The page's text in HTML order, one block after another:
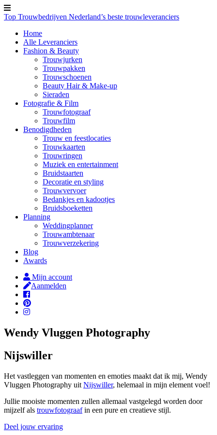
Top Trouwbedrijven Nederland’s beste trouwleveranciers
Home
Alle Leveranciers
Fashion & Beauty
Trouwjurken
Trouwpakken
Trouwschoenen
Beauty Hair & Make-up
Sieraden
Fotografie & Film
Trouwfotograaf
Trouwfilm
Benodigdheden
Trouw en feestlocaties
Trouwkaarten
Trouwringen
Muziek en entertainment
Bruidstaarten
Decoratie en styling
Trouwvervoer
Bedankjes en kadootjes
Bruidsboeketten
Planning
Weddingplanner
Trouwambtenaar
Trouwverzekering
Blog
Awards
Mijn account
Aanmelden
Wendy Vluggen Photography
Nijswiller
Het vastleggen van momenten en emoties maakt dat ik mij, Wendy
Vluggen Photography uit Nijswiller, helemaal in mijn element voel!
Jullie mooiste momenten zullen allemaal vastgelegd worden door
mijzelf als trouwfotograafin een pure en creatieve stijl.
Deel jouw ervaring